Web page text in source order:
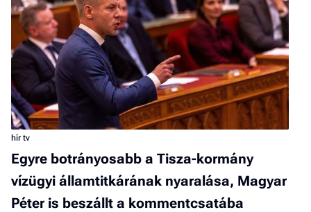
hír tv
Egyre botrányosabb a Tisza-kormány
vízügyi államtitkárának nyaralása, Magyar
Péter is beszállt a kommentcsatába